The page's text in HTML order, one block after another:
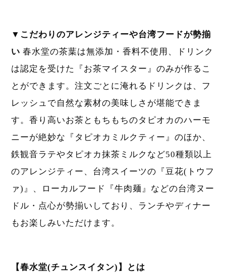
▼こだわりのアレンジティーや台湾フードが勢揃
い 春水堂の茶葉は無添加・香料不使用、ドリンク
は認定を受けた『お茶マイスター』のみが作るこ
とができます。注文ごとに淹れるドリンクは、フ
レッシュで自然な素材の美味しさが堪能できま
す。香り高いお茶ともちもちのタピオカのハーモ
ニーが絶妙な『タピオカミルクティー』のほか、
鉄観音ラテやタピオカ抹茶ミルクなど50種類以上
のアレンジティー、台湾スイーツの『豆花(トウフ
ァ)』、ローカルフード『牛肉麺』などの台湾ヌー
ドル・点心が勢揃いしており、ランチやディナー
もお楽しみいただけます。
【春水堂(チュンスイタン)】とは